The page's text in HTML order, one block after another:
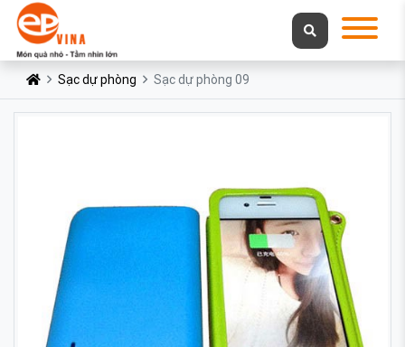
Sạc dự phòng Sạc dự phòng 09